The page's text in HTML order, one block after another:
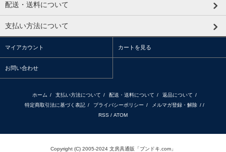
配送・送料について
支払い方法について
マイアカウント カートを見る
お問い合わせ
ホーム / 支払い方法について / 配送・送料について / 返品について /
特定商取引法に基づく表記 / プライバシーポリシー / メルマガ登録・解除 / /
RSS / ATOM
Copyright (C) 2005-2024 文房具通販「ブンドキ.com」